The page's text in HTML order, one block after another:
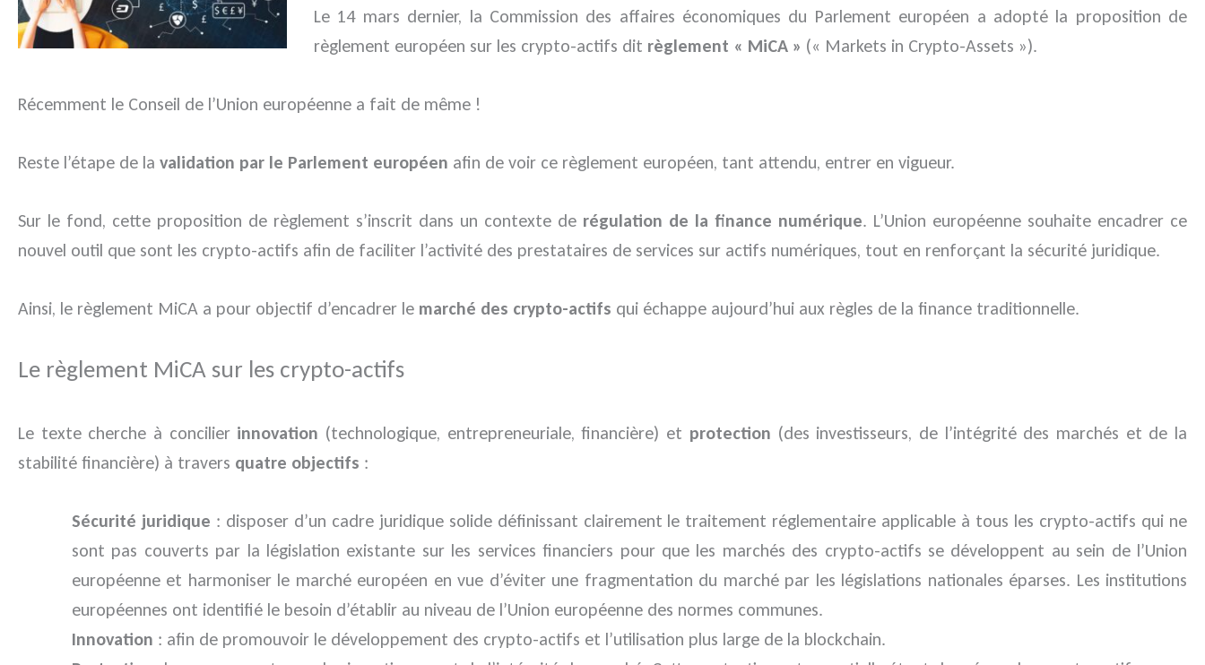
Le 14 mars dernier, la Commission des affaires économiques du Parlement européen a adopté la proposition de
règlement européen sur les crypto-actifs dit règlement « MiCA » (« Markets in Crypto-Assets »).
Récemment le Conseil de l’Union européenne a fait de même !
Reste l’étape de la validation par le Parlement européen afin de voir ce règlement européen, tant attendu, entrer en vigueur.
Sur le fond, cette proposition de règlement s’inscrit dans un contexte de régulation de la finance numérique. L’Union européenne souhaite encadrer ce
nouvel outil que sont les crypto-actifs afin de faciliter l’activité des prestataires de services sur actifs numériques, tout en renforçant la sécurité juridique.
Ainsi, le règlement MiCA a pour objectif d’encadrer le marché des crypto-actifs qui échappe aujourd’hui aux règles de la finance traditionnelle.
Le règlement MiCA sur les crypto-actifs
Le texte cherche à concilier innovation (technologique, entrepreneuriale, financière) et protection (des investisseurs, de l’intégrité des marchés et de la
stabilité financière) à travers quatre objectifs :
Sécurité juridique : disposer d’un cadre juridique solide définissant clairement le traitement réglementaire applicable à tous les crypto-actifs qui ne
sont pas couverts par la législation existante sur les services financiers pour que les marchés des crypto-actifs se développent au sein de l’Union
européenne et harmoniser le marché européen en vue d’éviter une fragmentation du marché par les législations nationales éparses. Les institutions
européennes ont identifié le besoin d’établir au niveau de l’Union européenne des normes communes.
Innovation : afin de promouvoir le développement des crypto-actifs et l’utilisation plus large de la blockchain.